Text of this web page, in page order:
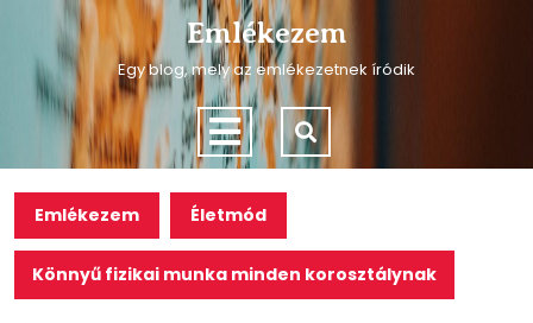
content
Emlékezem
Egy blog, mely az emlékezetnek íródik
Open
Menu
Emlékezem Életmód
Könnyű fizikai munka minden korosztálynak